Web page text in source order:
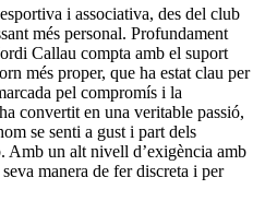
i associativa, des del club
més personal. Profundament
Callau compta amb el suport
més proper, que ha estat clau per
pel compromís i la
convertit en una veritable passió,
se senti a gust i part dels
Amb un alt nivell d’exigència amb
manera de fer discreta i per